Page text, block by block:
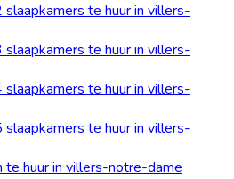
te huur in villers-
te huur in villers-
te huur in villers-
te huur in villers-
huur in villers-notre-dame